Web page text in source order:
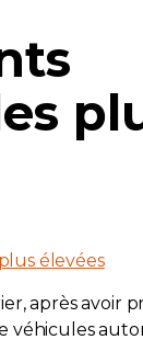
élevées
après avoir
véhicules